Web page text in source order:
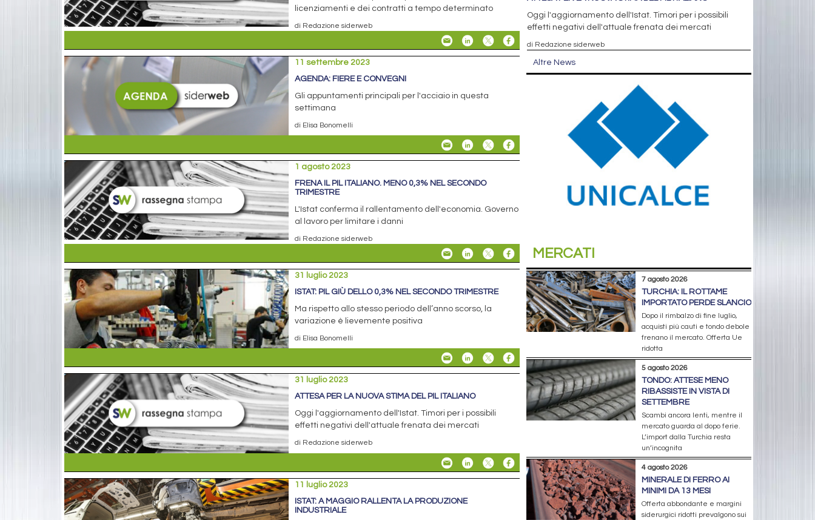
licenziamenti e dei contratti a tempo determinato
di Redazione siderweb
11 settembre 2023
AGENDA: FIERE E CONVEGNI
Gli appuntamenti principali per l'acciaio in questa
settimana
di Elisa Bonomelli
1 agosto 2023
FRENA IL PIL ITALIANO. MENO 0,3% NEL SECONDO
TRIMESTRE
L'Istat conferma il rallentamento dell'economia. Governo
al lavoro per limitare i danni
di Redazione siderweb
31 luglio 2023
ISTAT: PIL GIÙ DELLO 0,3% NEL SECONDO TRIMESTRE
Ma rispetto allo stesso periodo dell’anno scorso, la
variazione è lievemente positiva
di Elisa Bonomelli
31 luglio 2023
ATTESA PER LA NUOVA STIMA DEL PIL ITALIANO
Oggi l'aggiornamento dell'Istat. Timori per i possibili
effetti negativi dell'attuale frenata dei mercati
di Redazione siderweb
11 luglio 2023
ISTAT: A MAGGIO RALLENTA LA PRODUZIONE
INDUSTRIALE
Oggi l'aggiornamento dell'Istat. Timori per i possibili
effetti negativi dell'attuale frenata dei mercati
di Redazione siderweb
Altre News
MERCATI
7 agosto 2026
TURCHIA: IL ROTTAME
IMPORTATO PERDE SLANCIO
Dopo il rimbalzo di fine luglio,
acquisti più cauti e tondo debole
frenano il mercato. Offerta Ue
ridotta
5 agosto 2026
TONDO: ATTESE MENO
RIBASSISTE IN VISTA DI
SETTEMBRE
Scambi ancora lenti, mentre il
mercato guarda al dopo ferie.
L’import dalla Turchia resta
un’incognita
4 agosto 2026
MINERALE DI FERRO AI
MINIMI DA 13 MESI
Offerta abbondante e margini
siderurgici ridotti prevalgono sui